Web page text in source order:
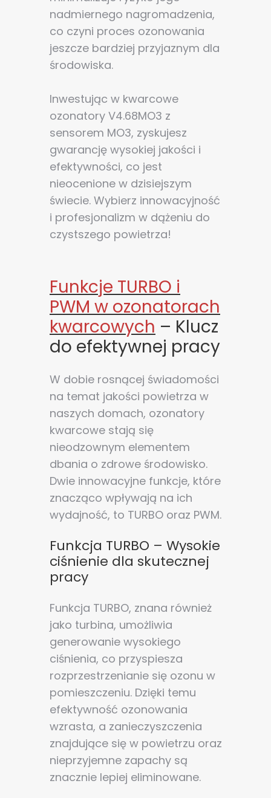
nadmiernego nagromadzenia,
co czyni proces ozonowania
jeszcze bardziej przyjaznym dla
środowiska.
Inwestując w kwarcowe
ozonatory V4.68MO3 z
sensorem MO3, zyskujesz
gwarancję wysokiej jakości i
efektywności, co jest
nieocenione w dzisiejszym
świecie. Wybierz innowacyjność
i profesjonalizm w dążeniu do
czystszego powietrza!
Funkcje TURBO i
PWM w ozonatorach
kwarcowych – Klucz
do efektywnej pracy
W dobie rosnącej świadomości
na temat jakości powietrza w
naszych domach, ozonatory
kwarcowe stają się
nieodzownym elementem
dbania o zdrowe środowisko.
Dwie innowacyjne funkcje, które
znacząco wpływają na ich
wydajność, to TURBO oraz PWM.
Funkcja TURBO – Wysokie
ciśnienie dla skutecznej
pracy
Funkcja TURBO, znana również
jako turbina, umożliwia
generowanie wysokiego
ciśnienia, co przyspiesza
rozprzestrzenianie się ozonu w
pomieszczeniu. Dzięki temu
efektywność ozonowania
wzrasta, a zanieczyszczenia
znajdujące się w powietrzu oraz
nieprzyjemne zapachy są
znacznie lepiej eliminowane.